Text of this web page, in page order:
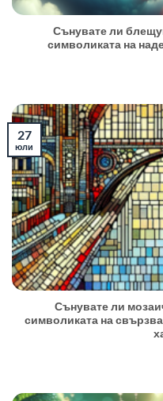
Сънувате ли
символиката на
Сънувате ли
символиката на
27
юли